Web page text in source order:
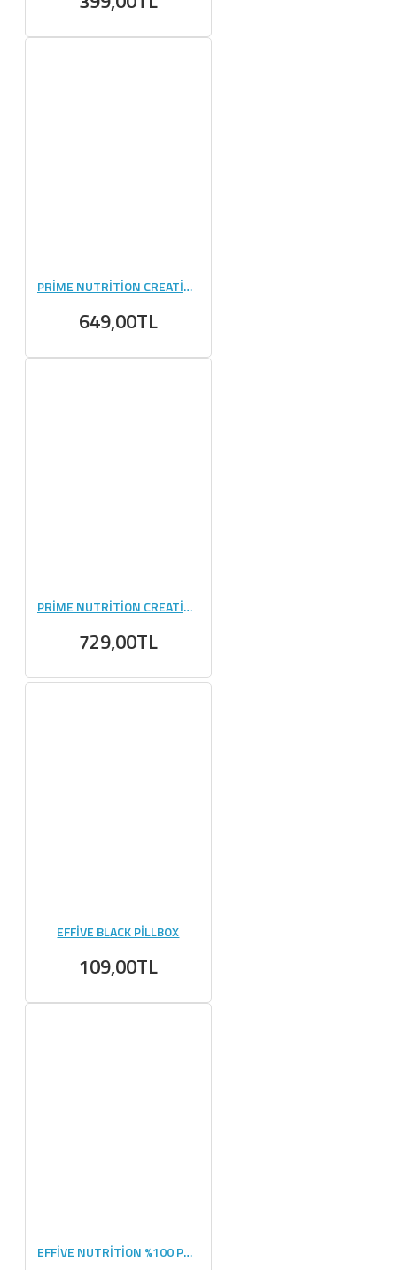
PRİME NUTRİTİON CREATİNE 300 GR
649,00TL
PRİME NUTRİTİON CREATİNE 420 GR CHERRY BLAST
729,00TL
EFFİVE BLACK PİLLBOX
109,00TL
EFFİVE NUTRİTİON %100 PAMUK SİYAH HAVLU